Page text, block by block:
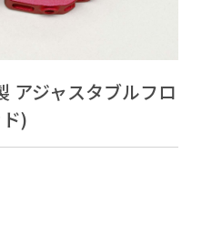
アジャスタブルフロ
)